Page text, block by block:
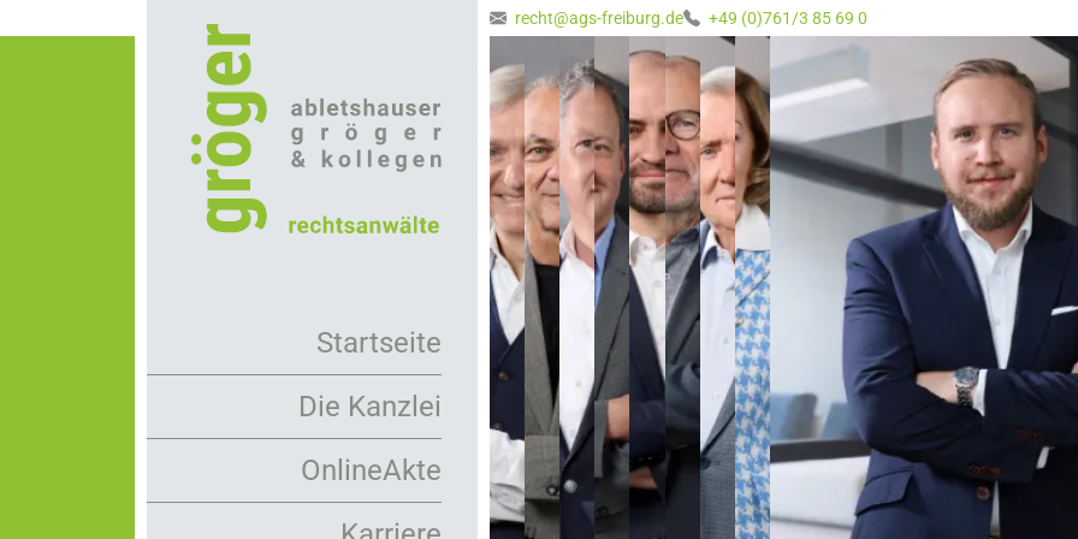
zum
recht@ags-freiburg.de +49 (0)761/3 85 69 0
Startseite
Die Kanzlei
Arbeitsweise
Mandanten
OnlineAkte